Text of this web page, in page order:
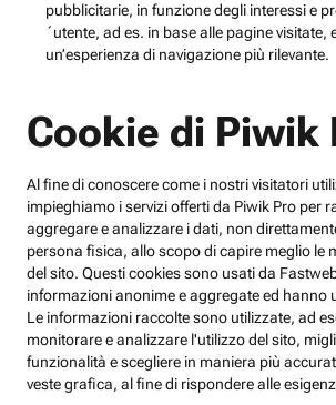
pubblicitarie, in funzione degli interessi e
´utente, ad es. in base alle pagine visitate,
un’esperienza di navigazione più rilevante.
Cookie di Piwik
Al fine di conoscere come i nostri visitatori
impieghiamo i servizi offerti da Piwik Pro per
aggregare e analizzare i dati, non
persona fisica, allo scopo di capire meglio le
del sito. Questi cookies sono usati da
informazioni anonime e aggregate ed hanno
Le informazioni raccolte sono utilizzate, ad
monitorare e analizzare l'utilizzo del sito,
funzionalità e scegliere in maniera più
veste grafica, al fine di rispondere alle